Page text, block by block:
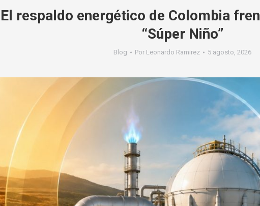
El respaldo energético de Colombia
“Súper Niño”
Blog Por Leonardo Ramirez 5 agosto, 2026